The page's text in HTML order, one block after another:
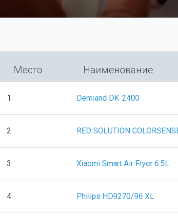
Место Наименование
1 Demiand DK-2400
2 RED SOLUTION
3 Xiaomi Smart Air Fryer 6.5L
4 Philips HD9270/96 XL